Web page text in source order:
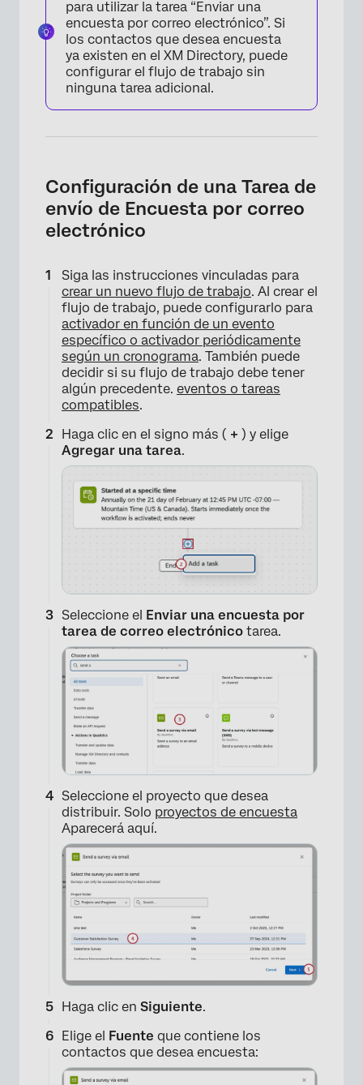
×
×
para utilizar la tarea “Enviar una
encuesta por correo electrónico”. Si
los contactos que desea encuesta
ya existen en el XM Directory, puede
configurar el flujo de trabajo sin
ninguna tarea adicional.
Configuración de una Tarea de
envío de Encuesta por correo
electrónico
Siga las instrucciones vinculadas para
crear un nuevo flujo de trabajo. Al crear el
flujo de trabajo, puede configurarlo para
activador en función de un evento
específico o activador periódicamente
según un cronograma. También puede
decidir si su flujo de trabajo debe tener
algún precedente. eventos o tareas
compatibles.
Haga clic en el signo más ( + ) y elige
Agregar una tarea.
Seleccione el Enviar una encuesta por
tarea de correo electrónico tarea.
Seleccione el proyecto que desea
distribuir. Solo proyectos de encuesta
Aparecerá aquí.
Haga clic en Siguiente.
Elige el Fuente que contiene los
contactos que desea encuesta: